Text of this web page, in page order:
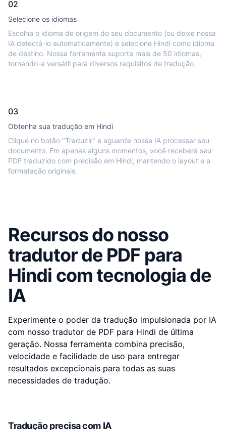
02
Selecione os idiomas
Escolha o idioma de origem do seu documento (ou deixe nossa
IA detectá-lo automaticamente) e selecione Hindi como idioma
de destino. Nossa ferramenta suporta mais de 50 idiomas,
tornando-a versátil para diversos requisitos de tradução.
03
Obtenha sua tradução em Hindi
Clique no botão "Traduzir" e aguarde nossa IA processar seu
documento. Em apenas alguns momentos, você receberá seu
PDF traduzido com precisão em Hindi, mantendo o layout e a
formatação originais.
Recursos do nosso
tradutor de PDF para
Hindi com tecnologia de
IA
Experimente o poder da tradução impulsionada por IA
com nosso tradutor de PDF para Hindi de última
geração. Nossa ferramenta combina precisão,
velocidade e facilidade de uso para entregar
resultados excepcionais para todas as suas
necessidades de tradução.
Tradução precisa com IA